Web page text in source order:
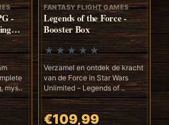
-
mys..
FANTASY FLIGHT GAMES
Legends of the Force -
Booster Box
Verzamel en ontdek de kracht
van de Force in Star Wars
Unlimited – Legends of ..
€109,99